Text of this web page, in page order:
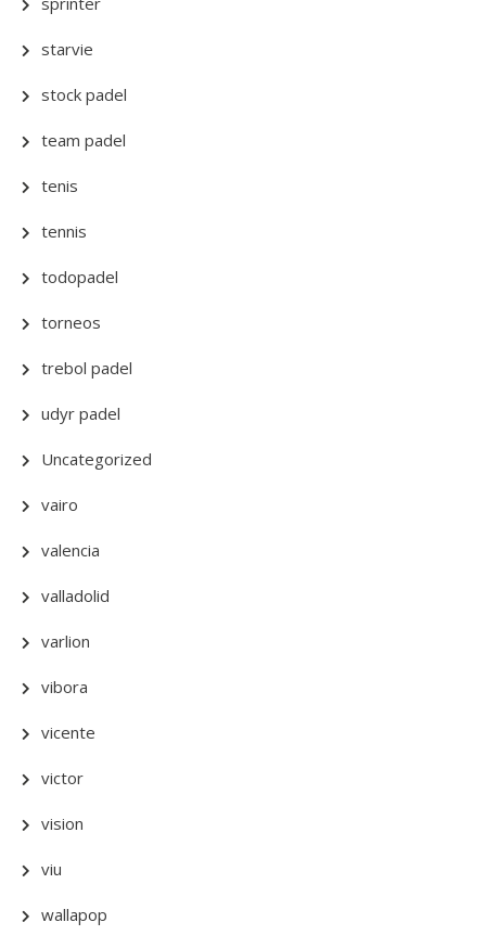
starvie
stock padel
team padel
tenis
tennis
todopadel
torneos
trebol padel
udyr padel
Uncategorized
vairo
valencia
valladolid
varlion
vibora
vicente
victor
vision
viu
wallapop